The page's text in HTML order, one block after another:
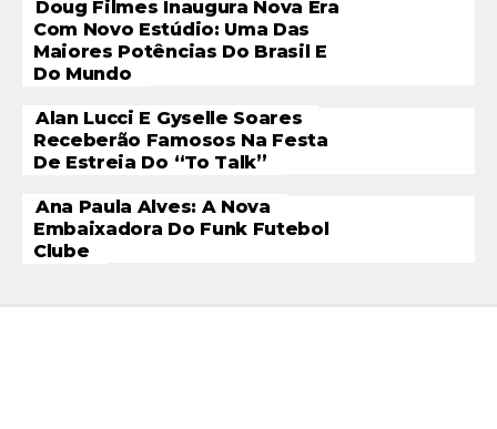
Doug Filmes Inaugura Nova Era
Com Novo Estúdio: Uma Das
Maiores Potências Do Brasil E
Do Mundo
Alan Lucci E Gyselle Soares
Receberão Famosos Na Festa
De Estreia Do “To Talk”
Ana Paula Alves: A Nova
Embaixadora Do Funk Futebol
Clube